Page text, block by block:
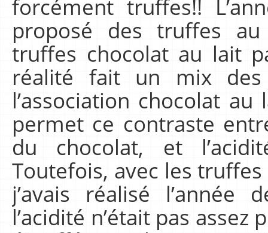
forcément truffes!!
proposé des truffes
truffes chocolat au lait
réalité fait un mix des
l’association chocolat
permet ce contraste
du chocolat, et
Toutefois, avec les
j’avais réalisé l’année
l’acidité n’était pas